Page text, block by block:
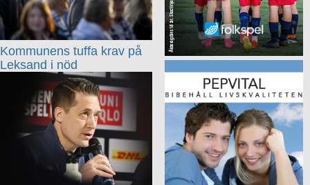
Kommunens tuffa krav på
Leksand i nöd